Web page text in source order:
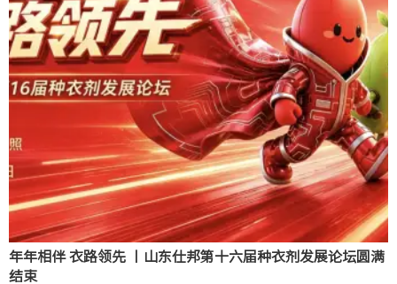
年年相伴 衣路领先 丨山东仕邦第十六届种衣剂发展论坛圆满
结束